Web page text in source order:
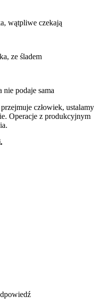
wątpliwe czekają
ze śladem
podaje sama
człowiek, ustalamy
Operacje z produkcyjnym